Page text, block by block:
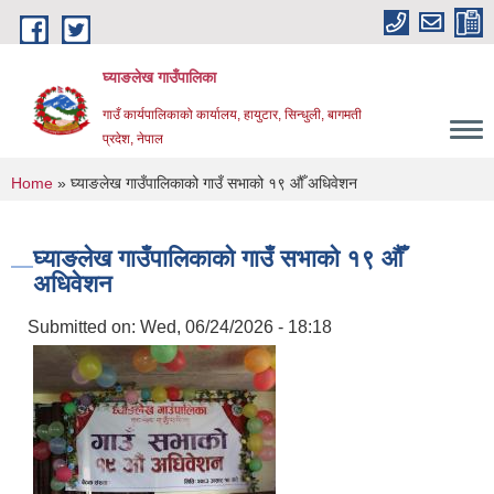
Skip to main content
घ्याङलेख गाउँपालिका
गाउँ कार्यपालिकाको कार्यालय, हायुटार, सिन्धुली, बागमती
प्रदेश, नेपाल
You are here
Home » घ्याङलेख गाउँपालिकाको गाउँ सभाको १९ औँ अधिवेशन
घ्याङलेख गाउँपालिकाको गाउँ सभाको १९ औँ
अधिवेशन
Submitted on: Wed, 06/24/2026 - 18:18